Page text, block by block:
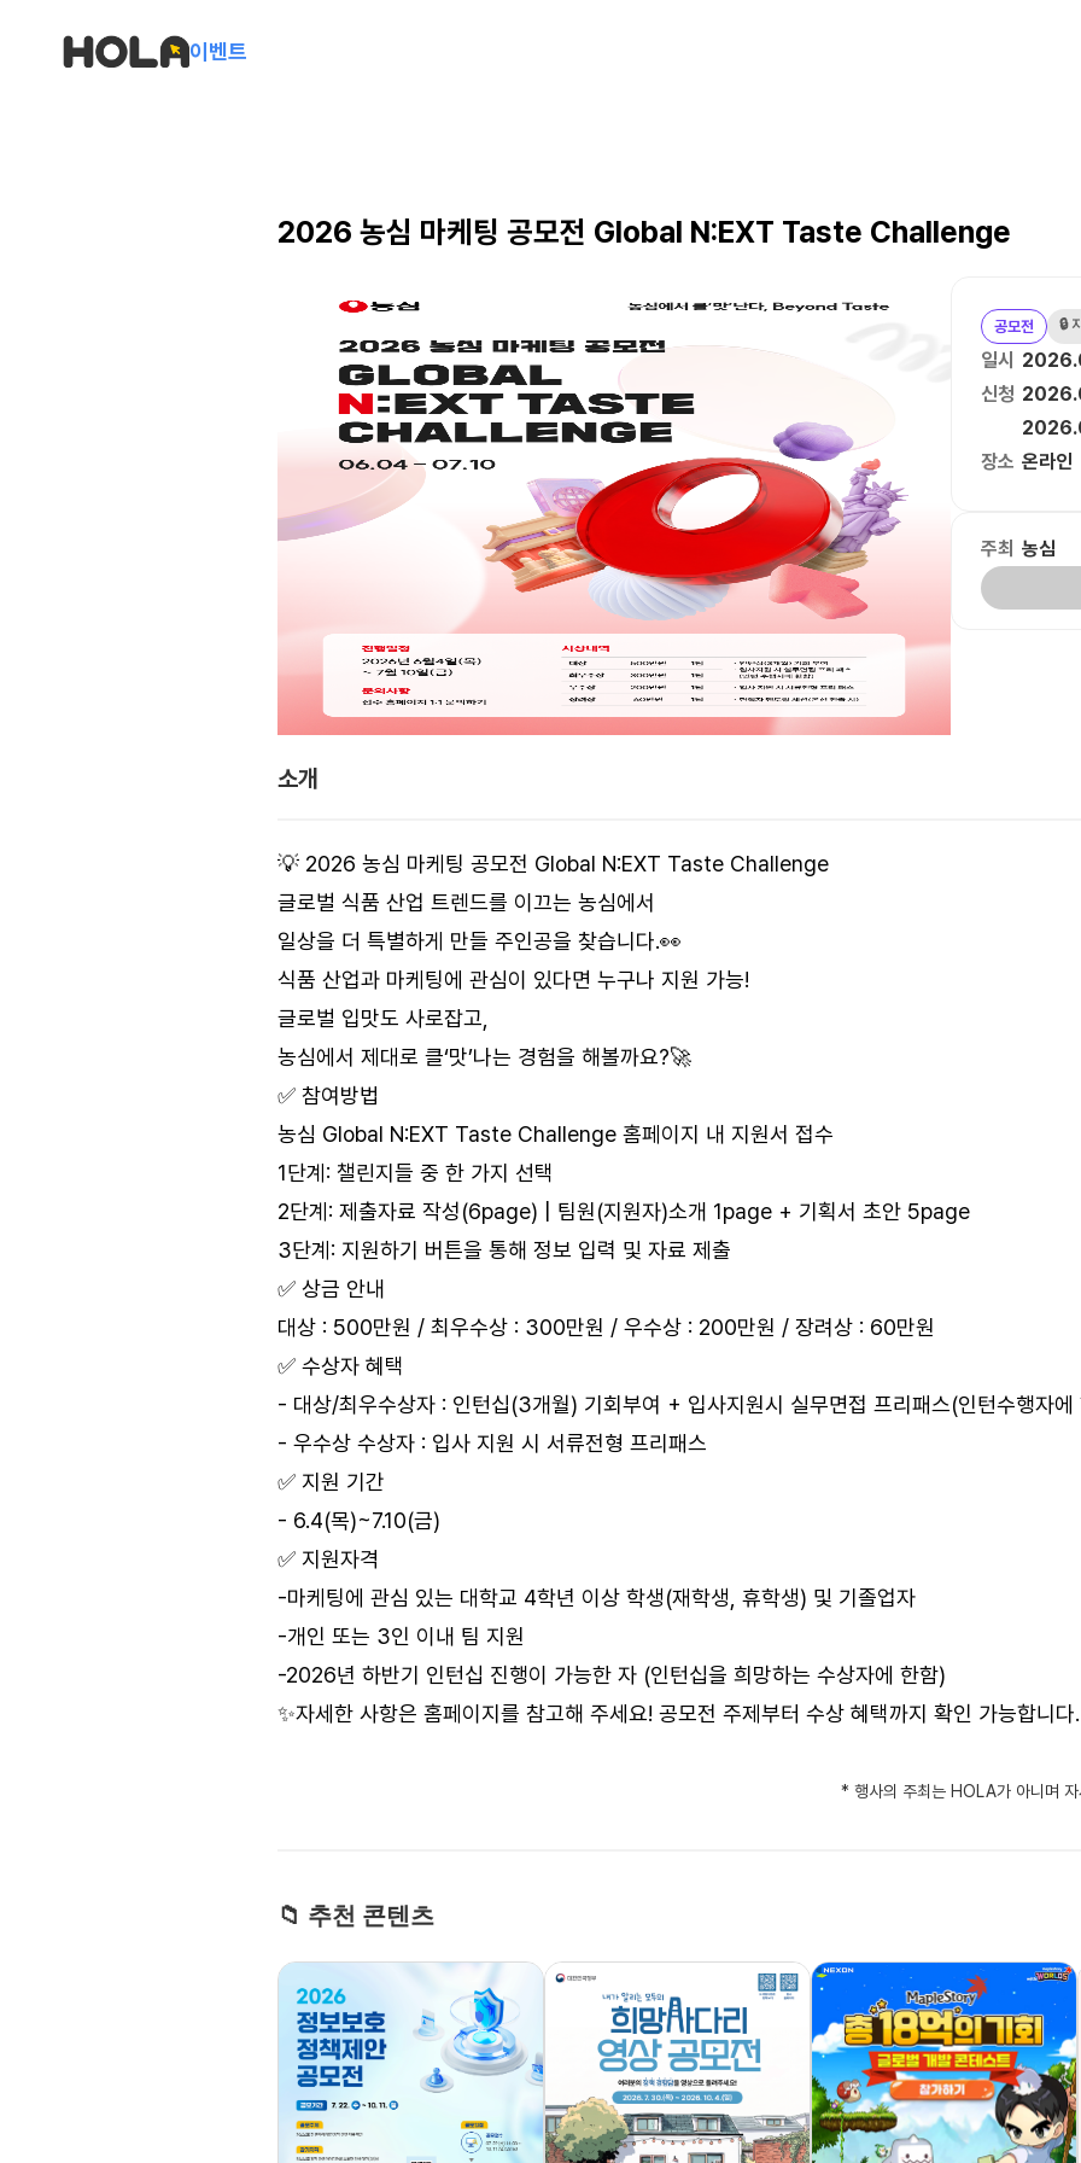
이벤트
2026 농심 마케팅 공모전 Global N:EXT Taste Challenge
공모전 🔒
일시
신청
장소 온라인
주최 농심
소개
💡 2026 농심 마케팅 공모전 Global N:EXT Taste Challenge
글로벌 식품 산업 트렌드를 이끄는 농심에서
일상을 더 특별하게 만들 주인공을 찾습니다.👀
식품 산업과 마케팅에 관심이 있다면 누구나 지원 가능!
글로벌 입맛도 사로잡고,
농심에서 제대로 클‘맛’나는 경험을 해볼까요?🚀
✅ 참여방법
농심 Global N:EXT Taste Challenge 홈페이지 내 지원서 접수
1단계: 챌린지들 중 한 가지 선택
2단계: 제출자료 작성(6page) | 팀원(지원자)소개 1page + 기획서 초안 5page
3단계: 지원하기 버튼을 통해 정보 입력 및 자료 제출
✅ 상금 안내
대상 : 500만원 / 최우수상 : 300만원 / 우수상 : 200만원 / 장려상 : 60만원
✅ 수상자 혜택
- 대상/최우수상자 : 인턴십(3개월) 기회부여 + 입사지원시 실무면접 프리패스(인턴수행자에
- 우수상 수상자 : 입사 지원 시 서류전형 프리패스
✅ 지원 기간
- 6.4(목)~7.10(금)
✅ 지원자격
-마케팅에 관심 있는 대학교 4학년 이상 학생(재학생, 휴학생) 및 기졸업자
-개인 또는 3인 이내 팀 지원
-2026년 하반기 인턴십 진행이 가능한 자 (인턴십을 희망하는 수상자에 한함)
✨자세한 사항은 홈페이지를 참고해 주세요! 공모전 주제부터 수상 혜택까지 확인 가능합니다.
* 행사의 주최는 HOLA가 아니며
📁 추천 콘텐츠